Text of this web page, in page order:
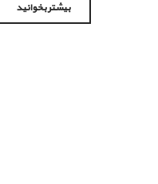
بیشتر بخوانید